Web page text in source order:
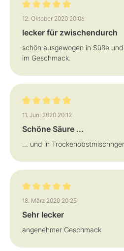
Bewertung mit 5 von 5 Sternen
12. Oktober 2020 20:06
lecker für zwischendurch
schön ausgewogen in Süße
im Geschmack.
Bewertung mit 5 von 5 Sternen
11. Juni 2020 20:12
Schöne Säure ...
... und in
Bewertung mit 5 von 5 Sternen
18. März 2020 20:25
Sehr lecker
angenehmer Geschmack